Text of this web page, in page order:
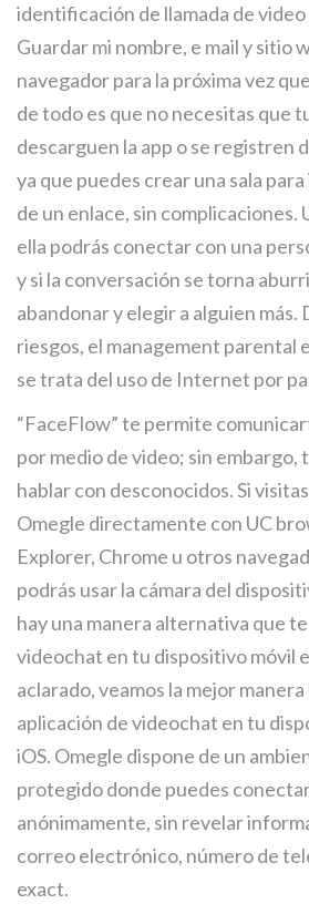
identificación de llamada de
Guardar mi nombre, e mail y sitio
navegador para la próxima vez
de todo es que no necesitas que
descarguen la app o se registren
ya que puedes crear una sala
de un enlace, sin complicaciones.
ella podrás conectar con una
y si la conversación se torna
abandonar y elegir a alguien más.
riesgos, el management parental
se trata del uso de Internet por
“FaceFlow” te permite
por medio de video; sin embargo,
hablar con desconocidos. Si
Omegle directamente con UC
Explorer, Chrome u otros
podrás usar la cámara del
hay una manera alternativa que
videochat en tu dispositivo móvil
aclarado, veamos la mejor
aplicación de videochat en tu
iOS. Omegle dispone de un
protegido donde puedes
anónimamente, sin revelar
correo electrónico, número de
exact.